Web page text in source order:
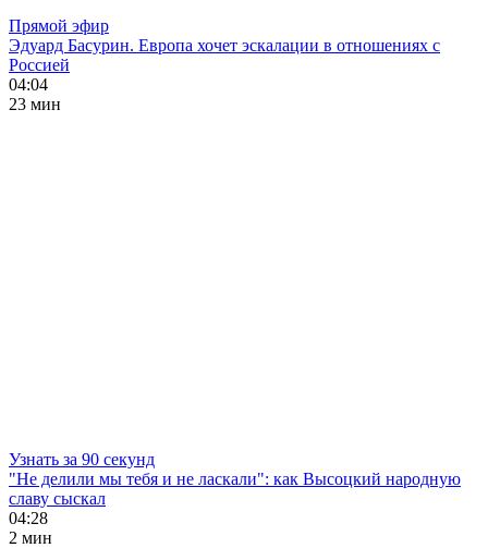
Прямой эфир
Эдуард Басурин. Европа хочет эскалации в отношениях с
Россией
04:04
23 мин
Узнать за 90 секунд
"Не делили мы тебя и не ласкали": как Высоцкий народную
славу сыскал
04:28
2 мин